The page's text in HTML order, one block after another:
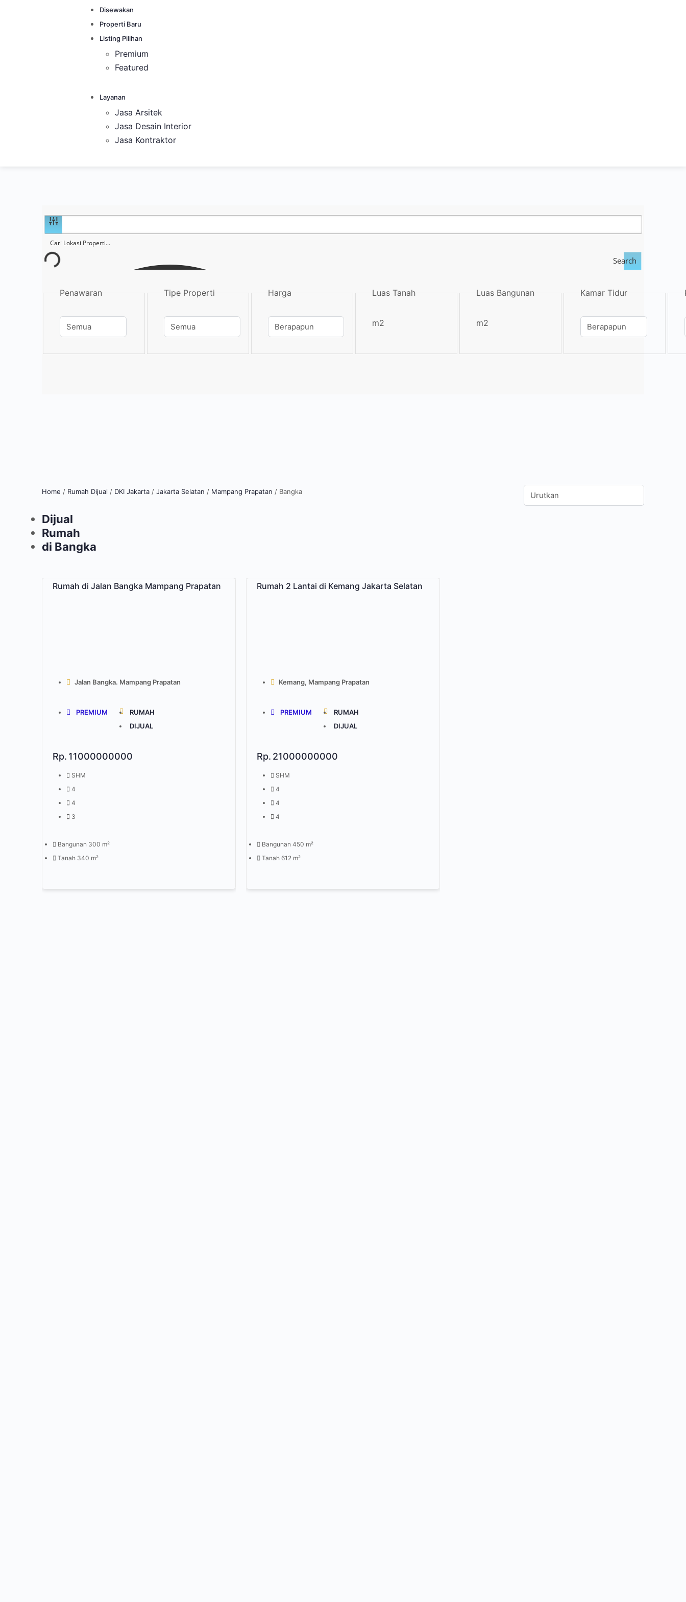
Disewakan
Properti Baru
Listing Pilihan
Premium
Featured
Layanan
Jasa Arsitek
Jasa Desain Interior
Jasa Kontraktor
Search
Penawaran Tipe Properti Harga Luas Tanah
m2
Luas Bangunan
m2
Kamar Tidur
Home / Rumah Dijual / DKI Jakarta / Jakarta Selatan / Mampang Prapatan / Bangka
Dijual
Rumah
di Bangka
Rumah di Jalan Bangka Mampang Prapatan
Jalan Bangka. Mampang Prapatan
PREMIUM
RUMAH
DIJUAL
Rp. 11000000000
SHM
4
4
3
Bangunan 300 m²
Tanah 340 m²
Rumah 2 Lantai di Kemang Jakarta Selatan
Kemang, Mampang Prapatan
PREMIUM
RUMAH
DIJUAL
Rp. 21000000000
SHM
4
4
4
Bangunan 450 m²
Tanah 612 m²